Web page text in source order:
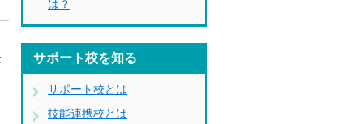
は？
サポート校を知る
サポート校とは
技能連携校とは